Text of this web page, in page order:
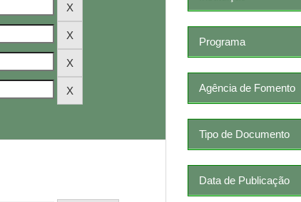
Programa
Agência de Fomento
Tipo de Documento
Data de Publicação